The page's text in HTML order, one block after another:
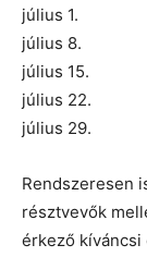
július 1.
július 8.
július 15.
július 22.
július 29.
Rendszeresen
résztvevők
érkező